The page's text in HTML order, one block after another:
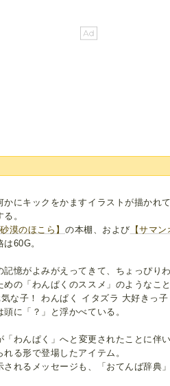
にキックをかますイラストが描かれて
。
砂漠のほこら】 の本棚、および 【サマ
60G。
憶がよみがえってきて、ちょっぴりわ
の「わんぱくのススメ」のようなこ
な子！ わんぱく イタズラ 大好きっ
頭に「？」と浮かべている。
「わんぱく」へと変更されたことに伴
れる形で登場したアイテム。
されるメッセージも、「おてんば辞典